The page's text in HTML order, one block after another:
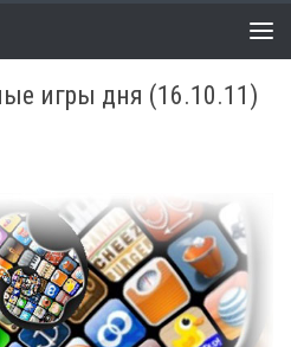
0 COMMENTS
игры дня (16.10.11)